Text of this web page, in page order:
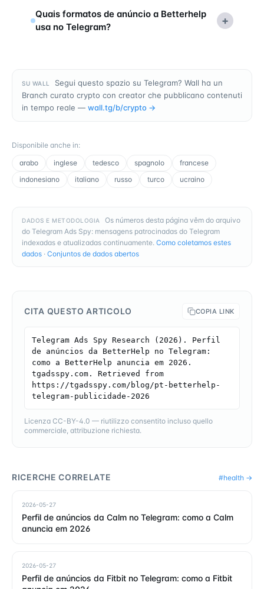
Quais formatos de anúncio a Betterhelp
usa no Telegram?
+
SU WALL
Segui questo spazio su Telegram? Wall ha un
Branch curato crypto con creator che pubblicano contenuti
in tempo reale — wall.tg/b/crypto →
Disponibile anche in:
arabo
inglese tedesco spagnolo
francese
indonesiano
italiano russo turco ucraino
DADOS E METODOLOGIA
Os números desta página vêm do arquivo
do Telegram Ads Spy: mensagens patrocinadas do Telegram
indexadas e atualizadas continuamente. Como coletamos estes
dados · Conjuntos de dados abertos
CITA QUESTO ARTICOLO COPIA LINK
Telegram Ads Spy Research (2026). Perfil
de anúncios da BetterHelp no Telegram:
como a BetterHelp anuncia em 2026.
tgadsspy.com. Retrieved from
https://tgadsspy.com/blog/pt-betterhelp-
telegram-publicidade-2026
Licenza CC-BY-4.0 — riutilizzo consentito incluso quello
commerciale, attribuzione richiesta.
RICERCHE CORRELATE #health →
2026-05-27
Perfil de anúncios da Calm no Telegram: como a Calm
anuncia em 2026
2026-05-27
Perfil de anúncios da Fitbit no Telegram: como a Fitbit